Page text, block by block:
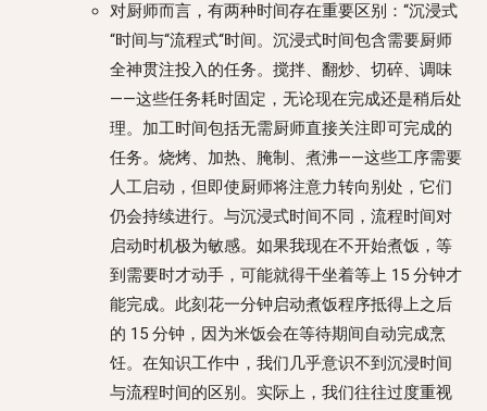
对厨师而言，有两种时间存在重要区别：“沉浸式
“时间与“流程式“时间。沉浸式时间包含需要厨师
全神贯注投入的任务。搅拌、翻炒、切碎、调味
——这些任务耗时固定，无论现在完成还是稍后处
理。加工时间包括无需厨师直接关注即可完成的
任务。烧烤、加热、腌制、煮沸——这些工序需要
人工启动，但即使厨师将注意力转向别处，它们
仍会持续进行。与沉浸式时间不同，流程时间对
启动时机极为敏感。如果我现在不开始煮饭，等
到需要时才动手，可能就得干坐着等上 15 分钟才
能完成。此刻花一分钟启动煮饭程序抵得上之后
的 15 分钟，因为米饭会在等待期间自动完成烹
饪。在知识工作中，我们几乎意识不到沉浸时间
与流程时间的区别。实际上，我们往往过度重视